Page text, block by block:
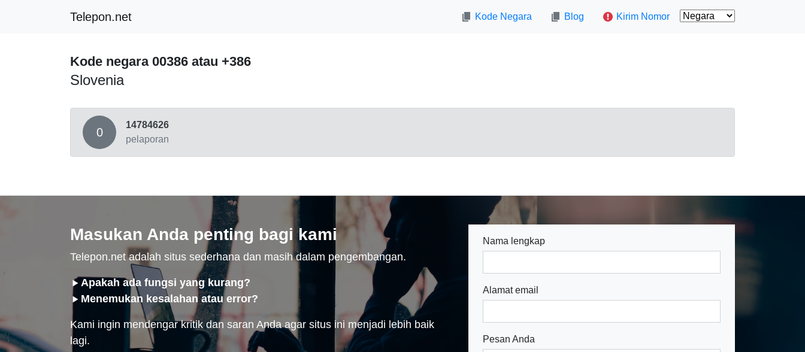
Telepon.net Kode Negara Blog Kirim Nomor
Kode negara 00386 atau +386
Slovenia
0
14784626
pelaporan
Masukan Anda penting bagi kami
Telepon.net adalah situs sederhana dan masih dalam pengembangan.
Apakah ada fungsi yang kurang?
Menemukan kesalahan atau error?
Kami ingin mendengar kritik dan saran Anda agar situs ini menjadi lebih baik
lagi.
Nama lengkap
Alamat email
Pesan Anda